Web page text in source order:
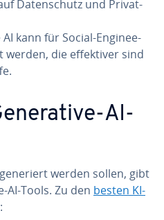
Da­ten­schutz und Pri­vat­
AI kann für Social-En­gi­nee­
werden, die ef­fek­ti­ver sind
AI-
werden sollen, gibt
AI-Tools. Zu den besten KI-